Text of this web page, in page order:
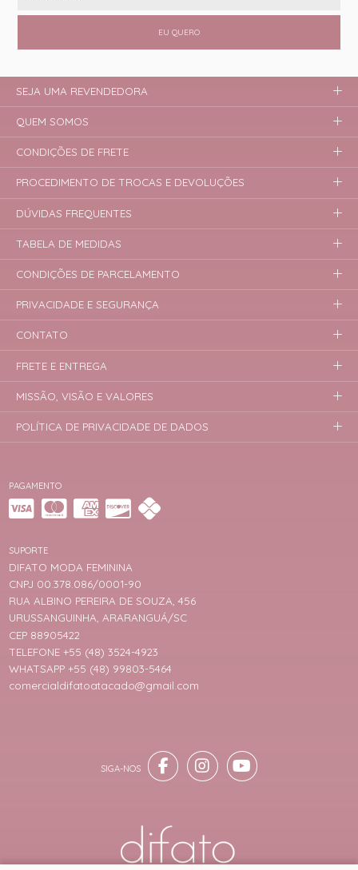
EU QUERO
PAGAMENTO
SUPORTE
DIFATO MODA FEMININA
CNPJ 00.378.086/0001-90
RUA ALBINO PEREIRA DE SOUZA, 456
URUSSANGUINHA, ARARANGUÁ/SC
CEP 88905422
TELEFONE +55 (48) 3524-4923
WHATSAPP +55 (48) 99803-5464
comercialdifatoatacado@gmail.com
SEJA UMA REVENDEDORA
QUEM SOMOS
CONDIÇÕES DE FRETE
PROCEDIMENTO DE TROCAS E DEVOLUÇÕES
DÚVIDAS FREQUENTES
TABELA DE MEDIDAS
CONDIÇÕES DE PARCELAMENTO
PRIVACIDADE E SEGURANÇA
CONTATO
FRETE E ENTREGA
MISSÃO, VISÃO E VALORES
POLÍTICA DE PRIVACIDADE DE DADOS